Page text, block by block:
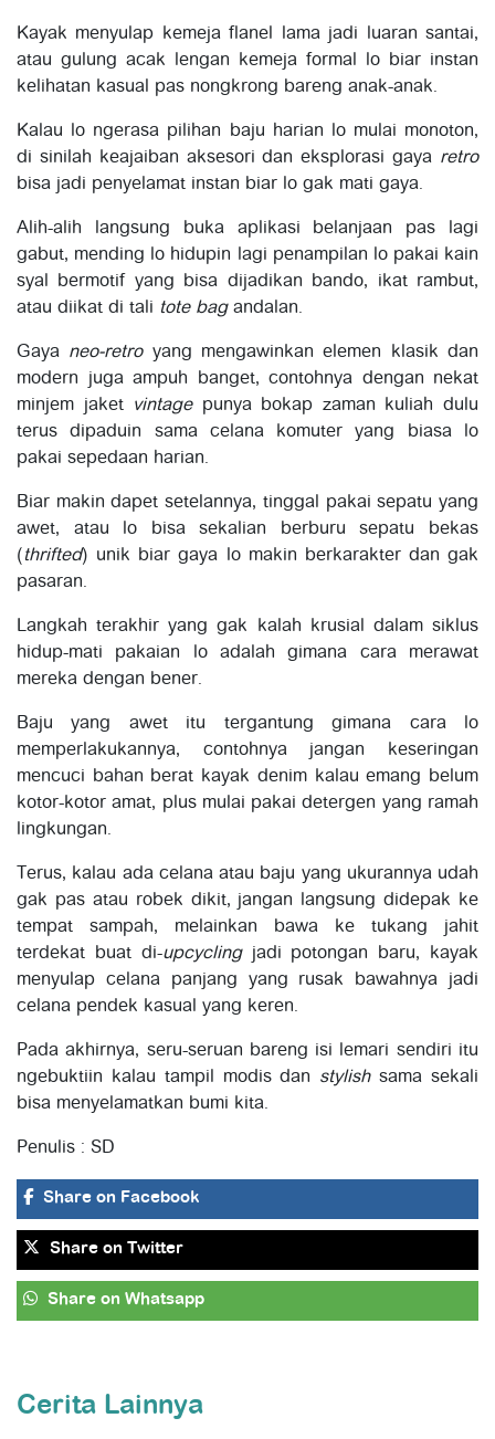
Kayak menyulap kemeja flanel lama jadi luaran santai,
atau gulung acak lengan kemeja formal lo biar instan
kelihatan kasual pas nongkrong bareng anak-anak.
Kalau lo ngerasa pilihan baju harian lo mulai monoton,
di sinilah keajaiban aksesori dan eksplorasi gaya retro
bisa jadi penyelamat instan biar lo gak mati gaya.
Alih-alih langsung buka aplikasi belanjaan pas lagi
gabut, mending lo hidupin lagi penampilan lo pakai kain
syal bermotif yang bisa dijadikan bando, ikat rambut,
atau diikat di tali tote bagandalan.
Gaya neo-retroyang mengawinkan elemen klasik dan
modern juga ampuh banget, contohnya dengan nekat
minjem jaket
vintagepunya bokap zaman kuliah dulu
terus dipaduin sama celana komuter yang biasa lo
pakai sepedaan harian.
Biar makin dapet setelannya, tinggal pakai sepatu yang
awet, atau lo bisa sekalian berburu sepatu bekas
( thrifted) unik biar gaya lo makin berkarakter dan gak
pasaran.
Langkah terakhir yang gak kalah krusial dalam siklus
hidup-mati pakaian lo adalah gimana cara merawat
mereka dengan bener.
Baju yang awet itu tergantung gimana cara lo
memperlakukannya, contohnya jangan keseringan
mencuci bahan berat kayak denim kalau emang belum
kotor-kotor amat, plus mulai pakai detergen yang ramah
lingkungan.
Terus, kalau ada celana atau baju yang ukurannya udah
gak pas atau robek dikit, jangan langsung didepak ke
tempat sampah, melainkan bawa ke tukang jahit
terdekat buat di-upcyclingjadi potongan baru, kayak
menyulap celana panjang yang rusak bawahnya jadi
celana pendek kasual yang keren.
Pada akhirnya, seru-seruan bareng isi lemari sendiri itu
ngebuktiin kalau tampil modis dan stylishsama sekali
bisa menyelamatkan bumi kita.
Penulis : SD
Share on Facebook
Share on Twitter
Share on Whatsapp
Cerita Lainnya